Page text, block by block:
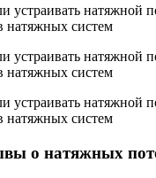
о натяжных